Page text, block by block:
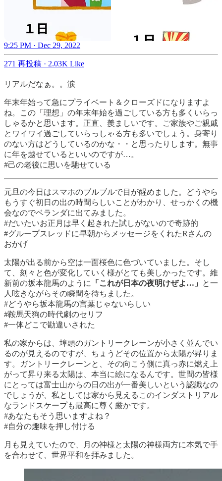
9:25 PM · Dec 29, 2022
271 再投稿 · 2.03K Like
リアルだなぁ。。涙
年末年始って急にプライベート＆クローズドになりますよ
ね。この「理想」の年末年始を過ごしている方も多くいらっ
しゃるかと思います。正直、羨ましいです。ご家族やご親戚
とワイワイ過ごしていらっしゃる方も多いでしょう。身寄り
のない方はどうしているのかな・・と思ったりします。無事
に年を越せているといいのですが…。
#己の老後に思いを馳せている
元旦の今日はスマホのブルブルで目が醒めました。どうやら
もうすぐ初日の出の時間らしいことがわかり、せっかくの機
会なのでベランダに出てみました。
#だいたいお正月は早く起きれた試しがないので奇跡的
#グループスレッドに早朝からメッセージをくれたRさんの
おかげ
太陽が出る前から空は一面桜色に色づいていました。そし
て、刻々と色が変化していく様がとても美しかったです。維
新前の坂本龍馬のように
「これが日本の夜明けぜよ…」
と一
人呟きながらその瞬間を待ちました。
#どうやら坂本龍馬の言葉じゃないらしい
#鞍馬天狗の時代劇のセリフ
#一体どこで勘違いされた
私の家からは、埠頭のガントリークレーンが小さく並んでい
るのが見えるのですが、ちょうどその位置から太陽が昇りま
す。ガントリークレーンと、その向こう側に真っ赤に燃え上
がって昇り来る太陽は、本当に絵になるんです。世間の皆様
にとっては富士山からの日の出が一番美しいという認識なの
でしょうが、私としては家から見えるこのインダストリアル
なランドスケープも最高に尊く厳かです。
#あなたもそう思いますよね？
#自分の趣味を押し付ける
月も見えていたので、月の神様と太陽の神様両方に本気で手
を合わせて、世界平和を拝みました。